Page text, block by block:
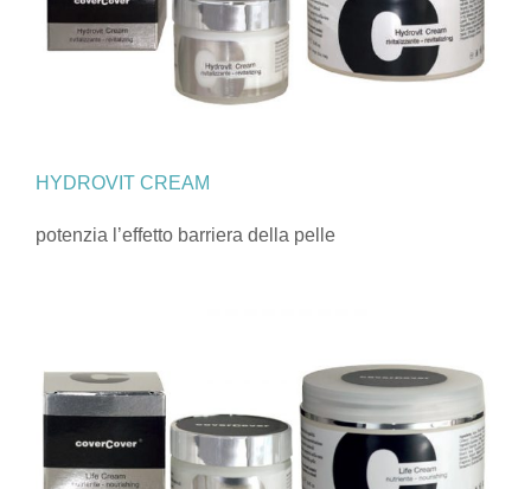
HYDROVIT CREAM
potenzia l’effetto barriera della pelle